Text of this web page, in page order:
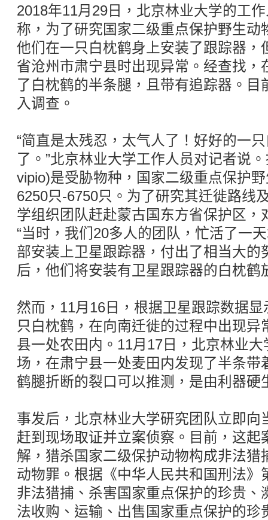
2018年11月29日，北京林业大学的工
称，为了研究国家二级重点保护野生动
他们在一只白枕鹤身上安装了跟踪器，
省沧州市肃宁县时出现异常。经查找，
了白枕鹤的半条腿，且带有追踪器。目
入调查。
“简直是太残忍，太气人了！好好的一
了。”北京林业大学工作人员对记者说
vipio)是受胁物种，国家二级重点保护
6250只-6750只。为了研究其迁徙路线
学组织团队赶赴蒙古国东方省保护区，
“当时，我们20多人的团队，忙活了一
部安装上卫星跟踪器，付出了相当大的
后，他们将安装有卫星跟踪器的白枕鹤
然而，11月16日，根据卫星跟踪数据
只白枕鹤，在向南迁徙的过程中出现异
县一处农田内。11月17日，北京林业
场，在肃宁县一处麦田内发现了半条带
鹤腿折断的裂口可以推测，是由利器硬
事发后，北京林业大学研究团队立即向
赶到现场取证并立案侦察。目前，这起
解，猎杀国家二级保护动物构成非法猎
动物罪。根据《中华人民共和国刑法》
非法猎捕、杀害国家重点保护的珍贵、
法收购、运输、出售国家重点保护的珍